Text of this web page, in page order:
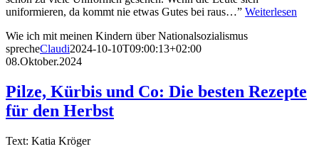
uniformieren, da kommt nie etwas Gutes bei raus…” Weiterlesen
Wie ich mit meinen Kindern über Nationalsozialismus
sprecheClaudi2024-10-10T09:00:13+02:00
08.Oktober.2024
Pilze, Kürbis und Co: Die besten Rezepte
für den Herbst
Text: Katia Kröger